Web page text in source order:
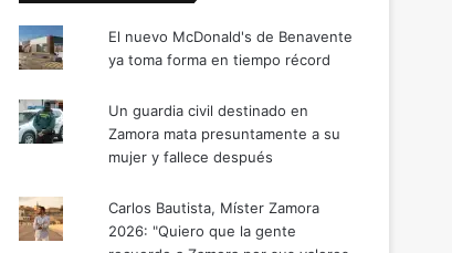
El nuevo McDonald's de Benavente
ya toma forma en tiempo récord
Un guardia civil destinado en
Zamora mata presuntamente a su
mujer y fallece después
Carlos Bautista, Míster Zamora
2026: "Quiero que la gente